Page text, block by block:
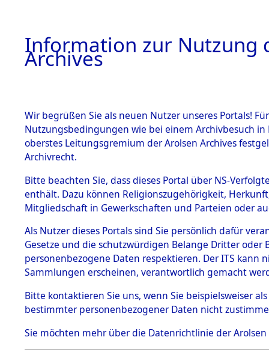
BESTÄNDE
1.
mente
5. Verschiedenes
5.3
Todesmärsche
5.3.1 Alliierte
Erhebungen
zu
Todesmärsch
en
5.3.2
Aktion
→0072
Information zur Nutzung
Archives
Wir begrüßen Sie als neuen Nutzer unseres Portals!
Nutzungsbedingungen wie bei einem Archivbesuch
oberstes Leitungsgremium der Arolsen Archives
Archivrecht.
Bitte beachten Sie, dass dieses Portal über NS-
enthält. Dazu können Religionszugehörigkeit,
Mitgliedschaft in Gewerkschaften und Parteien oder
Als Nutzer dieses Portals sind Sie persönlich dafür
Gesetze und die schutzwürdigen Belange Dritter
personenbezogene Daten respektieren. Der ITS
Sammlungen erscheinen, verantwortlich gemacht
Bitte kontaktieren Sie uns, wenn Sie beispielsweiser
bestimmter personenbezogener Daten nicht
Sie möchten mehr über die Datenrichtlinie der Arolsen